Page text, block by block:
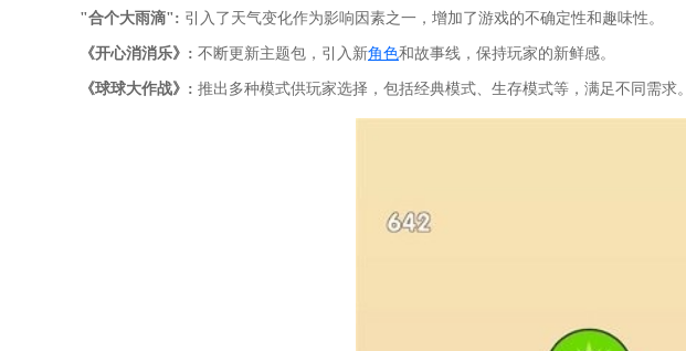
"合个大雨滴": 引入了天气变化作为影响因素之一，增加了游戏的不确定性和趣味性。
《开心消消乐》: 不断更新主题包，引入新角色和故事线，保持玩家的新鲜感。
《球球大作战》: 推出多种模式供玩家选择，包括经典模式、生存模式等，满足不同需求。